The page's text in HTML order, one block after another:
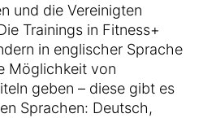
und die Vereinigten
Trainings in Fitness+
in englischer Sprache
Möglichkeit von
geben – diese gibt es
Sprachen: Deutsch,